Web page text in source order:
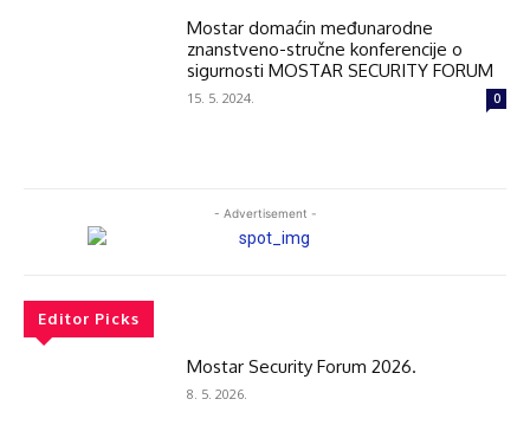
Mostar domaćin međunarodne
znanstveno-stručne konferencije o
sigurnosti MOSTAR SECURITY FORUM
15. 5. 2024. 0
- Advertisement -
Editor Picks
Mostar Security Forum 2026.
8. 5. 2026.